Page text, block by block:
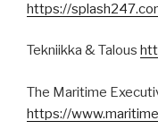
https://
Tekniikka & Talous
The Maritime
https://